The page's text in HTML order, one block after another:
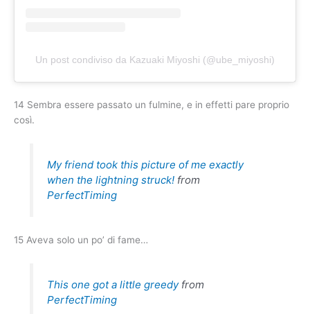
Un post condiviso da Kazuaki Miyoshi (@ube_miyoshi)
14 Sembra essere passato un fulmine, e in effetti pare proprio
così.
My friend took this picture of me exactly
when the lightning struck!from
PerfectTiming
15 Aveva solo un po’ di fame…
This one got a little greedyfrom
PerfectTiming